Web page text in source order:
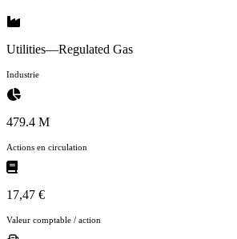
Utilities—Regulated Gas
Industrie
479.4 M
Actions en circulation
17,47 €
Valeur comptable / action